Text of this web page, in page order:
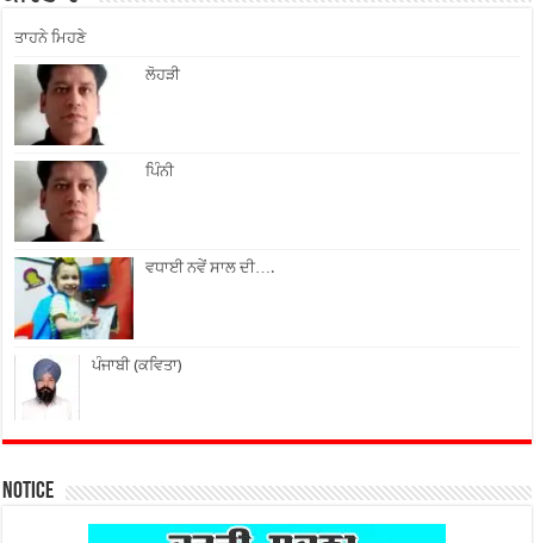
ਤਾਹਨੇ ਮਿਹਣੇ
ਲੋਹੜੀ
ਪਿੰਨੀ
ਵਧਾਈ ਨਵੇਂ ਸਾਲ ਦੀ….
ਪੰਜਾਬੀ (ਕਵਿਤਾ)
Notice